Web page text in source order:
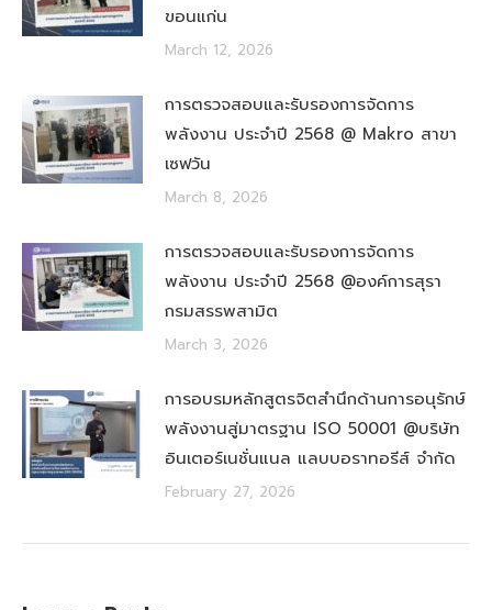
ขอนแก่น
March 12, 2026
การตรวจสอบและรับรองการจัดการ
พลังงาน ประจำปี 2568 @ Makro สาขา
เซฟวัน
March 8, 2026
การตรวจสอบและรับรองการจัดการ
พลังงาน ประจำปี 2568 @องค์การสุรา
กรมสรรพสามิต
March 3, 2026
การอบรมหลักสูตรจิตสำนึกด้านการอนุรักษ์
พลังงานสู่มาตรฐาน ISO 50001 @บริษัท
อินเตอร์เนชั่นแนล แลบบอราทอรีส์ จำกัด
February 27, 2026